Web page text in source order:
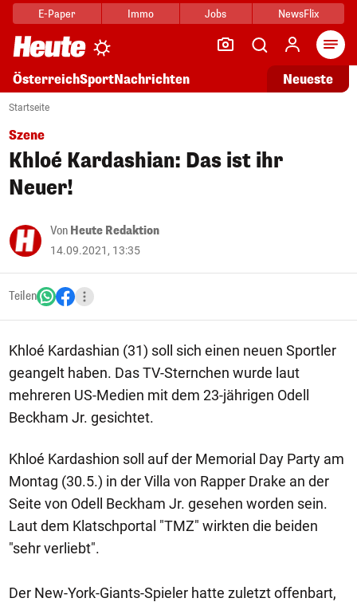
E-Paper Immo Jobs NewsFlix
ÖsterreichSportNachrichten Neueste
Startseite
Szene
Khloé Kardashian: Das ist ihr
Neuer!
Von Heute Redaktion
14.09.2021, 13:35
Teilen
Khloé Kardashian (31) soll sich einen neuen Sportler
geangelt haben. Das TV-Sternchen wurde laut
mehreren US-Medien mit dem 23-jährigen Odell
Beckham Jr. gesichtet.
Khloé Kardashion soll auf der Memorial Day Party am
Montag (30.5.) in der Villa von Rapper Drake an der
Seite von Odell Beckham Jr. gesehen worden sein.
Laut dem Klatschportal "TMZ" wirkten die beiden
"sehr verliebt".
Der New-York-Giants-Spieler hatte zuletzt offenbart,